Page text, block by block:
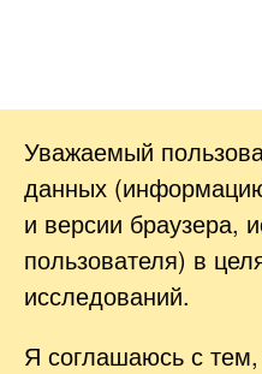
Уважаемый
данных
и версии браузера,
пользователя) в
исследований.
Я соглашаюсь с